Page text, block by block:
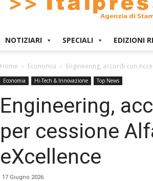
NOTIZIARI SPECIALI EDIZIONI
Home Economia Engineering, accordi con
Economia Hi-Tech & Innovazione Top News
Engineering,
per cessione
eXcellence
17 Giugno 2026